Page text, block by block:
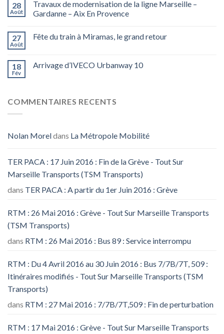
28
Août
Travaux de modernisation de la ligne Marseille –
Gardanne – Aix En Provence
27
Août
Fête du train à Miramas, le grand retour
18
Fév
Arrivage d’IVECO Urbanway 10
COMMENTAIRES RECENTS
Nolan Moreldans La Métropole Mobilité
TER PACA : 17 Juin 2016 : Fin de la Grève - Tout Sur
Marseille Transports (TSM Transports)
dans TER PACA : A partir du 1er Juin 2016 : Grève
RTM : 26 Mai 2016 : Grève - Tout Sur Marseille Transports
(TSM Transports)
dans RTM : 26 Mai 2016 : Bus 89 : Service interrompu
RTM : Du 4 Avril 2016 au 30 Juin 2016 : Bus 7/7B/7T, 509 :
Itinéraires modifiés - Tout Sur Marseille Transports (TSM
Transports)
dans RTM : 27 Mai 2016 : 7/7B/7T,509 : Fin de perturbation
RTM : 17 Mai 2016 : Grève - Tout Sur Marseille Transports